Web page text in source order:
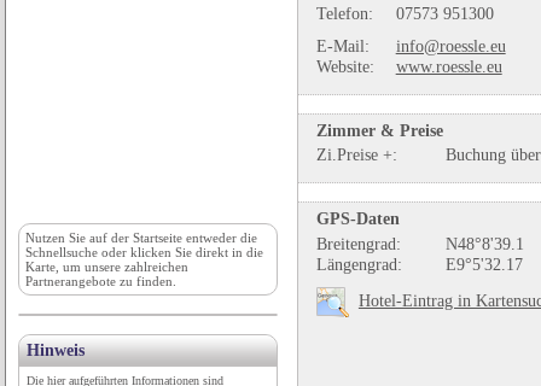
Telefon:
07573 951300
E-Mail:
info@roessle.eu
Website:
www.roessle.eu
Zimmer & Preise
Zi.Preise +:
Buchung
GPS-Daten
Breitengrad:
N48°8'39.1
Längengrad:
E9°5'32.17
Hotel-Eintrag in
Nutzen Sie auf der Startseite entweder die
Schnellsuche oder klicken Sie direkt in die
Karte, um unsere zahlreichen
Partnerangebote zu finden.
Hinweis
Die hier aufgeführten Informationen sind